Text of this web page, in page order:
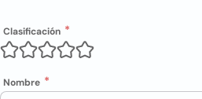
Clasificación
Nombre